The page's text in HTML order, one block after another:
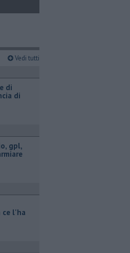
Vedi tutti
di
di
gpl,
ce l'ha